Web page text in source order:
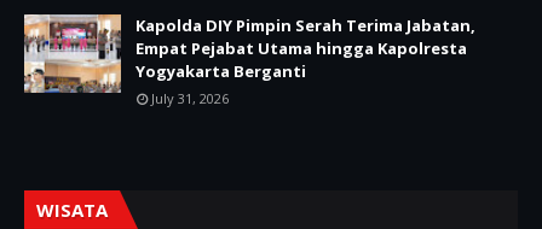
Kapolda DIY Pimpin Serah Terima Jabatan,
Empat Pejabat Utama hingga Kapolresta
Yogyakarta Berganti
July 31, 2026
WISATA